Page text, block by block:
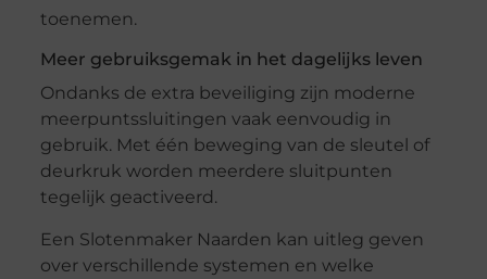
toenemen.
Meer gebruiksgemak in het dagelijks leven
Ondanks de extra beveiliging zijn moderne
meerpuntssluitingen vaak eenvoudig in
gebruik. Met één beweging van de sleutel of
deurkruk worden meerdere sluitpunten
tegelijk geactiveerd.
Een Slotenmaker Naarden kan uitleg geven
over verschillende systemen en welke